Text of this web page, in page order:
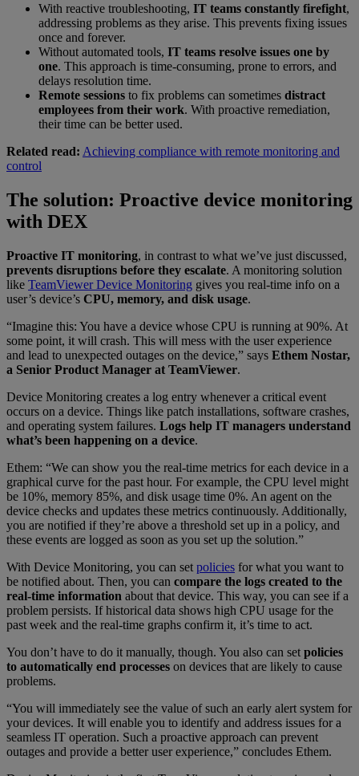
With reactive troubleshooting, IT teams constantly firefight,
addressing problems as they arise. This prevents fixing issues
once and forever.
Without automated tools, IT teams resolve issues one by
one. This approach is time-consuming, prone to errors, and
delays resolution time.
Remote sessions to fix problems can sometimes distract
employees from their work. With proactive remediation,
their time can be better used.
Related read: Achieving compliance with remote monitoring and
control
The solution: Proactive device monitoring
with DEX
Proactive IT monitoring, in contrast to what we’ve just discussed,
prevents disruptions before they escalate. A monitoring solution
like TeamViewer Device Monitoring gives you real-time info on a
user’s device’s CPU, memory, and disk usage.
“Imagine this: You have a device whose CPU is running at 90%. At
some point, it will crash. This will mess with the user experience
and lead to unexpected outages on the device,” says Ethem Nostar,
a Senior Product Manager at TeamViewer.
Device Monitoring creates a log entry whenever a critical event
occurs on a device. Things like patch installations, software crashes,
and operating system failures. Logs help IT managers understand
what’s been happening on a device.
Ethem: “We can show you the real-time metrics for each device in a
graphical curve for the past hour. For example, the CPU level might
be 10%, memory 85%, and disk usage time 0%. An agent on the
device checks and updates these metrics continuously. Additionally,
you are notified if they’re above a threshold set up in a policy, and
these events are logged as soon as you set up the solution.”
With Device Monitoring, you can set policies for what you want to
be notified about. Then, you can compare the logs created to the
real-time information about that device. This way, you can see if a
problem persists. If historical data shows high CPU usage for the
past week and the real-time graphs confirm it, it’s time to act.
You don’t have to do it manually, though. You also can set policies
to automatically end processes on devices that are likely to cause
problems.
“You will immediately see the value of such an early alert system for
your devices. It will enable you to identify and address issues for a
seamless IT operation. Such a proactive approach can prevent
outages and provide a better user experience,” concludes Ethem.